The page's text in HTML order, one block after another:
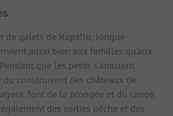
de galets de Rapallo, longue
aussi bien aux familles qu'aux
que les petits s'amusent
ou construisent des châteaux de
font de la plongée et du canoë.
des sorties pêche et des